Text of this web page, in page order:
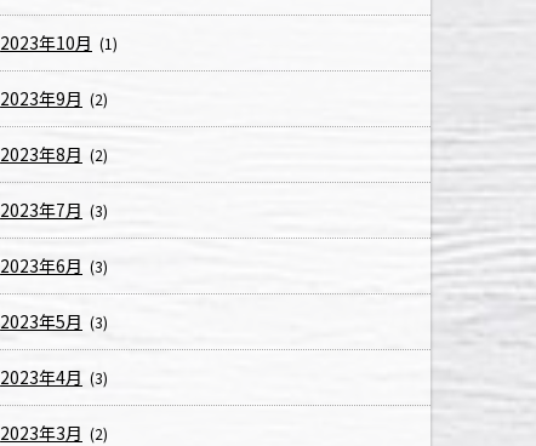
2023年10月 (1)
2023年9月 (2)
2023年8月 (2)
2023年7月 (3)
2023年6月 (3)
2023年5月 (3)
2023年4月 (3)
2023年3月 (2)